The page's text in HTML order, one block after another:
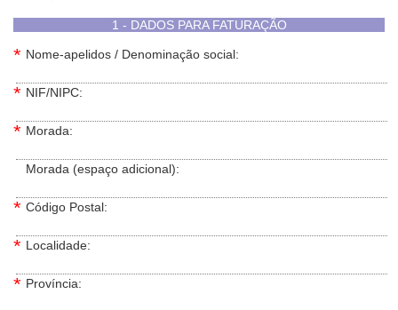
1 - DADOS PARA FATURAÇÃO
* Nome-apelidos / Denominação social:
* NIF/NIPC:
* Morada:
Morada (espaço adicional):
* Código Postal:
* Localidade:
* Província: